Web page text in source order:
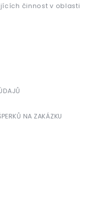
činnost v oblasti
NA ZAKÁZKU